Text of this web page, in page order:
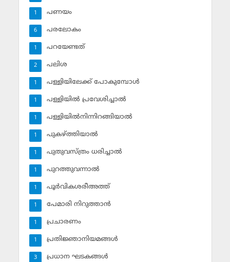
പണയം
1
പരലോകം
6
പറയേണ്ടത്
1
പലിശ
2
പള്ളിയിലേക്ക് പോകുമ്പോള്‍
1
പള്ളിയില്‍ പ്രവേശിച്ചാല്‍
1
പള്ളിയില്‍നിന്നിറങ്ങിയാല്‍
1
പുകഴ്ത്തിയാല്‍
1
പുതുവസ്ത്രം ധരിച്ചാല്‍
1
പുറത്തുവന്നാല്‍
1
പൂര്‍വികശരീഅത്ത്
1
പേമാരി നിറുത്താന്‍
1
പ്രചാരണം
1
പ്രതിജ്ഞാനിയമങ്ങള്‍
1
പ്രധാന ഘടകങ്ങള്‍
3